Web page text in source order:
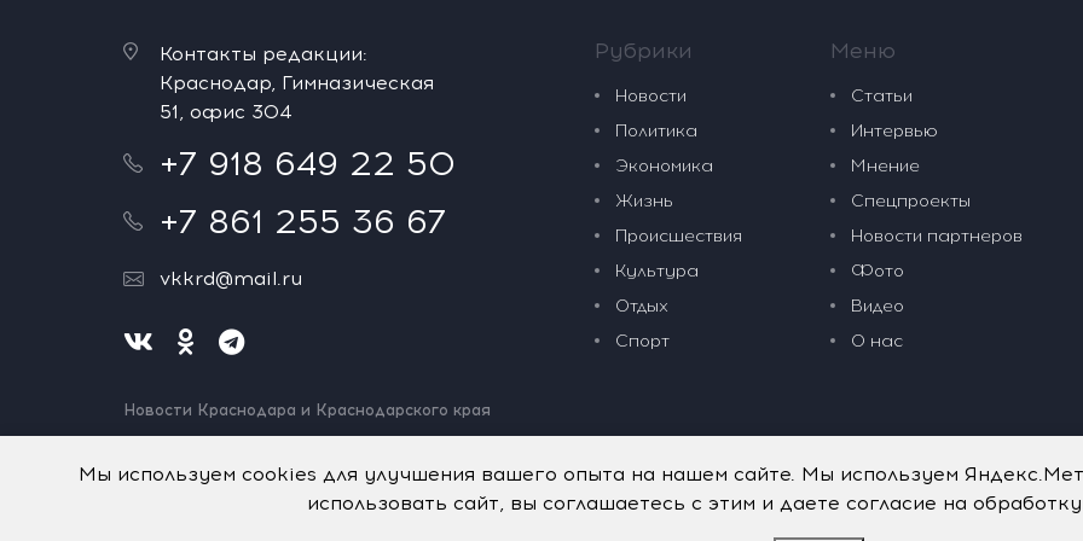
Контакты редакции:
Краснодар, Гимназическая
51, офис 304
+7 918 649 22 50
+7 861 255 36 67
vkkrd@mail.ru
Новости Краснодара и Краснодарского края
Нашли ошибку? Выделите и нажмите Ctrl+Enter.
Рубрики
Новости
Политика
Экономика
Жизнь
Происшествия
Культура
Отдых
Спорт
Меню
Статьи
Интервью
Мнение
Спецпроекты
Новости партнеров
Фото
Видео
О нас
Мы используем cookies для улучшения вашего опыта на нашем сайте. Мы используем
использовать сайт, вы соглашаетесь с этим и даете согласие на